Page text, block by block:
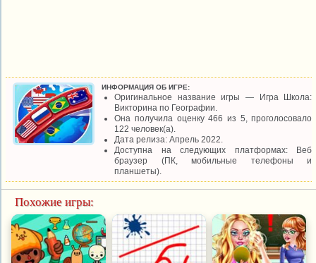
ИНФОРМАЦИЯ ОБ ИГРЕ:
Оригинальное название игры — Игра Школа:
Викторина по Географии.
Она получила оценку 466 из 5, проголосовало
122 человек(а).
Дата релиза: Апрель 2022.
Доступна на следующих платформах: Веб
браузер (ПК, мобильные телефоны и
планшеты).
Похожие игры: